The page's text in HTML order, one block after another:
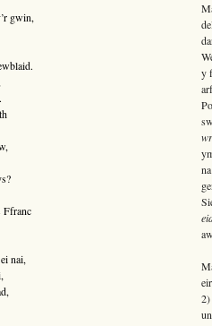
gwin,
?
Ffranc
nai,
y